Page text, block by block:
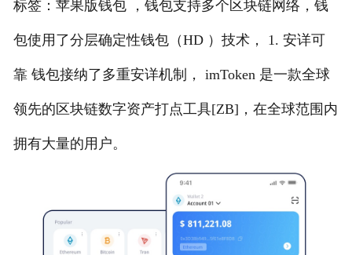
标签：苹果版钱包 ，钱包支持多个区块链网络，钱
包使用了分层确定性钱包（HD ）技术， 1. 安详可
靠 钱包接纳了多重安详机制， imToken 是一款全球
领先的区块链数字资产打点工具[ZB]，在全球范围内
拥有大量的用户。